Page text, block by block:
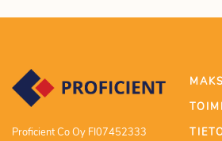
Proficient Co Oy FI07452333